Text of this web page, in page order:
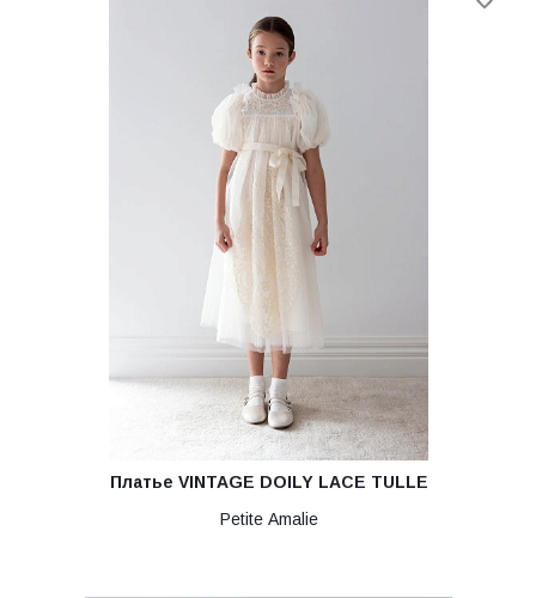
Платье VINTAGE DOILY LACE TULLE
Petite Amalie